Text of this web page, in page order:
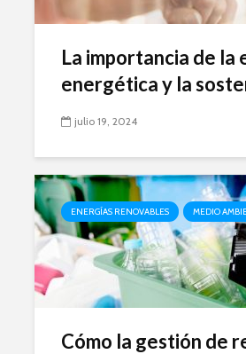
La importancia de la
energética y la
julio 19, 2024
ENERGÍAS RENOVABLES MEDIO
Cómo la gestión de